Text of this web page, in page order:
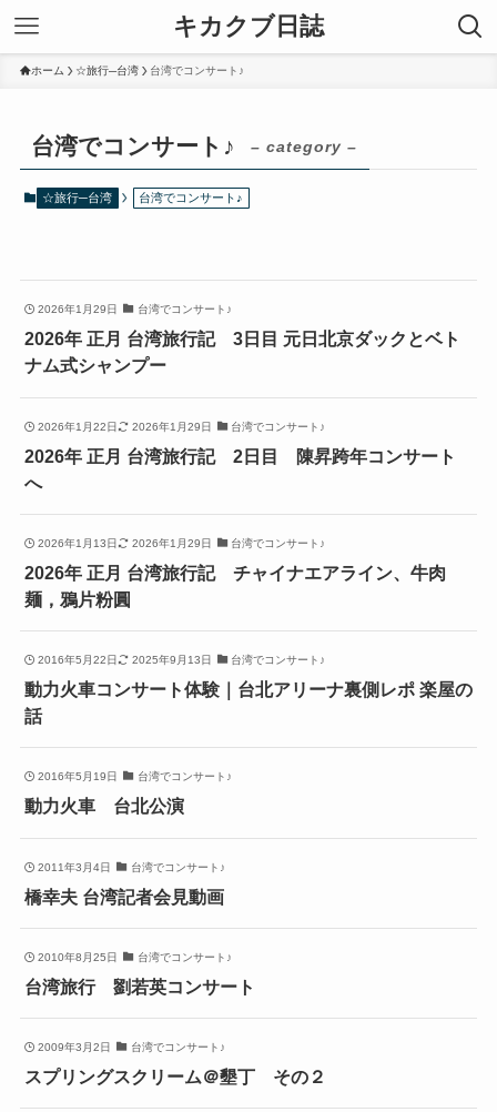
キカクブ日誌
ホーム ☆旅行─台湾 台湾でコンサート♪
台湾でコンサート♪ – category –
☆旅行─台湾 台湾でコンサート♪
2026年1月29日 台湾でコンサート♪
2026年 正月 台湾旅行記 3日目 元日北京ダックとベト
ナム式シャンプー
2026年1月22日 2026年1月29日 台湾でコンサート♪
2026年 正月 台湾旅行記 2日目 陳昇跨年コンサート
へ
2026年1月13日 2026年1月29日 台湾でコンサート♪
2026年 正月 台湾旅行記 チャイナエアライン、牛肉
麺，鴉片粉圓
2016年5月22日 2025年9月13日 台湾でコンサート♪
動力火車コンサート体験｜台北アリーナ裏側レポ 楽屋の
話
2016年5月19日 台湾でコンサート♪
動力火車 台北公演
2011年3月4日 台湾でコンサート♪
橋幸夫 台湾記者会見動画
2010年8月25日 台湾でコンサート♪
台湾旅行 劉若英コンサート
2009年3月2日 台湾でコンサート♪
スプリングスクリーム＠墾丁 その２